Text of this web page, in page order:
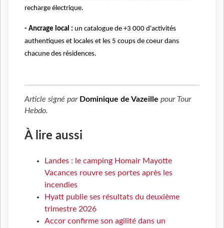
recharge électrique.
- Ancrage local : un catalogue de +3 000 d'activités
authentiques et locales et les 5 coups de coeur dans
chacune des résidences.
Article signé par Dominique de Vazeille pour Tour
Hebdo.
À lire aussi
Landes : le camping Homair Mayotte
Vacances rouvre ses portes après les
incendies
Hyatt publie ses résultats du deuxième
trimestre 2026
Accor confirme son agilité dans un